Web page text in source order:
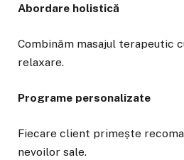
Abordare holistică
Combinăm masajul terapeutic
relaxare.
Programe personalizate
Fiecare client primește
nevoilor sale.